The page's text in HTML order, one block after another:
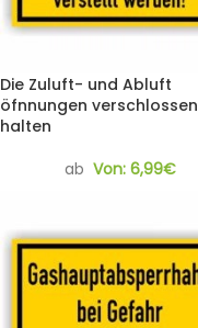
Die Zuluft- und Abluft
öfnnungen verschlossen
halten
ab Von: 6,99€